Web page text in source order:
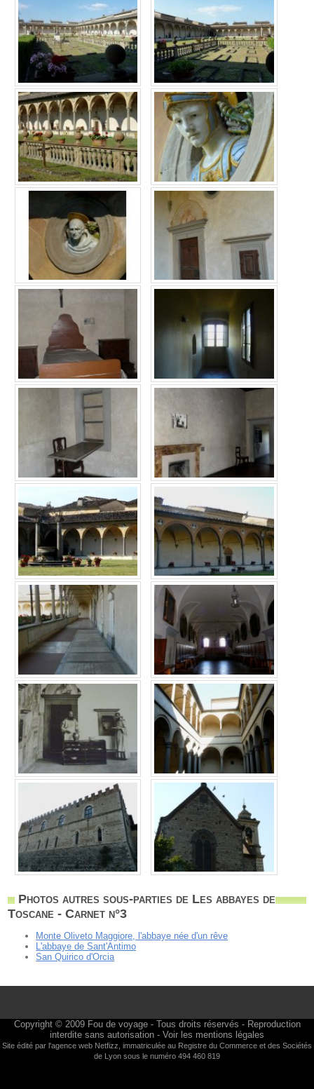
Photos autres sous-parties de Les abbayes de
Toscane - Carnet n°3
Monte Oliveto Maggiore, l'abbaye née d'un rêve
L'abbaye de Sant'Antimo
San Quirico d'Orcia
Copyright © 2009 Fou de voyage- Tous droits réservés - Reproduction
interdite sans autorisation - Voir les mentions légales
Site édité par l'agence web Netfizz , immatriculée au Registre du Commerce et des Sociétés
de Lyon sous le numéro 494 460 819